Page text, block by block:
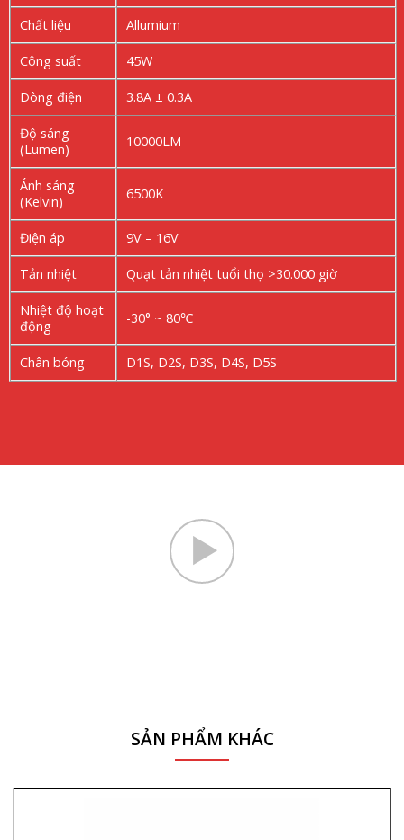
Chất liệu Allumium
Công suất 45W
Dòng điện 3.8A ± 0.3A
Độ sáng
(Lumen)
10000LM
Ánh sáng
(Kelvin)
6500K
Điện áp 9V – 16V
Tản nhiệt Quạt tản nhiệt tuổi thọ >30.000 giờ
Nhiệt độ hoạt
động
-30° ~ 80℃
Chân bóng D1S, D2S, D3S, D4S, D5S
SẢN PHẨM KHÁC